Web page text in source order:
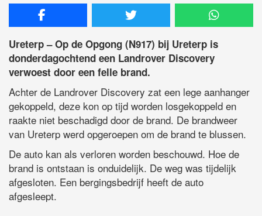
Ureterp – Op de Opgong (N917) bij Ureterp is
donderdagochtend een Landrover Discovery
verwoest door een felle brand.
Achter de Landrover Discovery zat een lege aanhanger
gekoppeld, deze kon op tijd worden losgekoppeld en
raakte niet beschadigd door de brand. De brandweer
van Ureterp werd opgeroepen om de brand te blussen.
De auto kan als verloren worden beschouwd. Hoe de
brand is ontstaan is onduidelijk. De weg was tijdelijk
afgesloten. Een bergingsbedrijf heeft de auto
afgesleept.